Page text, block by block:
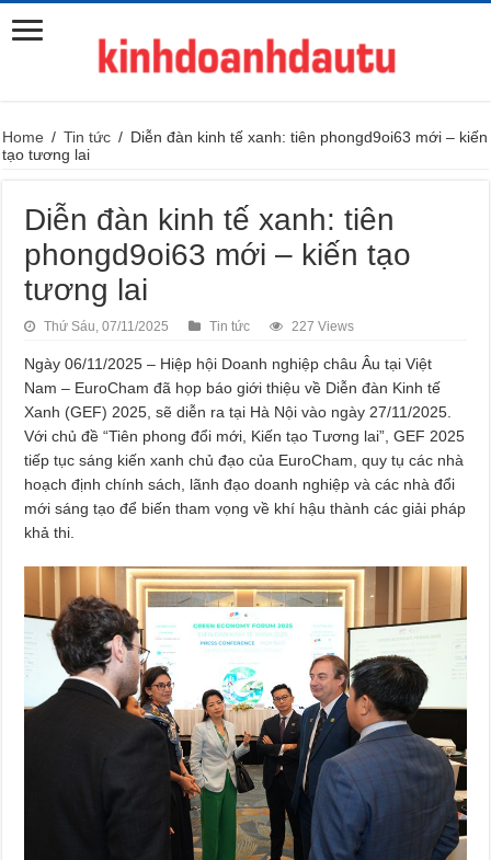
Home / Tin tức / Diễn đàn kinh tế xanh: tiên phongd9oi63 mới – kiến
tạo tương lai
Diễn đàn kinh tế xanh: tiên
phongd9oi63 mới – kiến tạo
tương lai
Thứ Sáu, 07/11/2025 Tin tức 227 Views
Ngày 06/11/2025 – Hiệp hội Doanh nghiệp châu Âu tại Việt
Nam – EuroCham đã họp báo giới thiệu về Diễn đàn Kinh tế
Xanh (GEF) 2025, sẽ diễn ra tại Hà Nội vào ngày 27/11/2025.
Với chủ đề “Tiên phong đổi mới, Kiến tạo Tương lai”, GEF 2025
tiếp tục sáng kiến xanh chủ đạo của EuroCham, quy tụ các nhà
hoạch định chính sách, lãnh đạo doanh nghiệp và các nhà đổi
mới sáng tạo để biến tham vọng về khí hậu thành các giải pháp
khả thi.